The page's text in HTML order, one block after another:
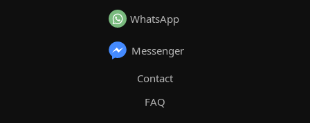
WhatsApp
Messenger
Contact
FAQ